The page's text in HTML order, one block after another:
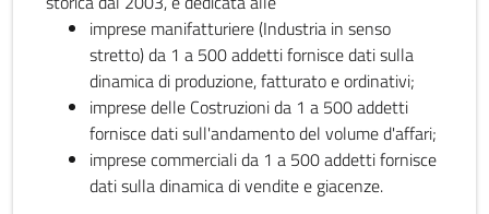
imprese manifatturiere (Industria in senso
stretto) da 1 a 500 addetti fornisce dati sulla
dinamica di produzione, fatturato e ordinativi;
imprese delle Costruzioni da 1 a 500 addetti
fornisce dati sull'andamento del volume d'affari;
imprese commerciali da 1 a 500 addetti fornisce
dati sulla dinamica di vendite e giacenze.